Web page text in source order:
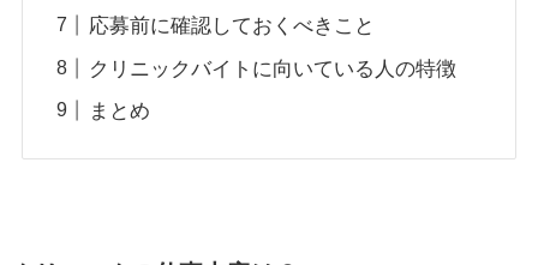
応募前に確認しておくべきこと
クリニックバイトに向いている人の特徴
まとめ